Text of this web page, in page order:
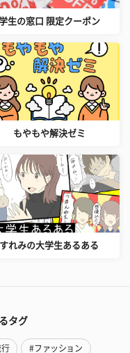
生の窓口 限定クーポン
もやもや解決ゼミ
すれみの大学生あるある
タグ
#ファッション